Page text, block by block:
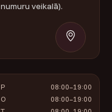
numuru veikalā).
P
08:00–19:00
O
08:00–19:00